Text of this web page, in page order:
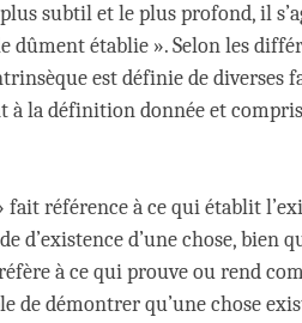
subtil et le plus profond, il
dûment établie ». Selon les
est définie de diverses
à la définition donnée et
fait référence à ce qui établit
d’existence d’une chose, bien
à ce qui prouve ou rend
de démontrer qu’une chose